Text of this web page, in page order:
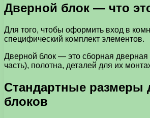
Дверной блок — что
Для того, чтобы оформить вход в
специфический комплект элементов.
Дверной блок — это сборная дверная
часть), полотна, деталей для их
Стандартные размеры
блоков